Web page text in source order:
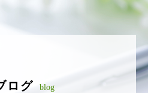
ログ blog